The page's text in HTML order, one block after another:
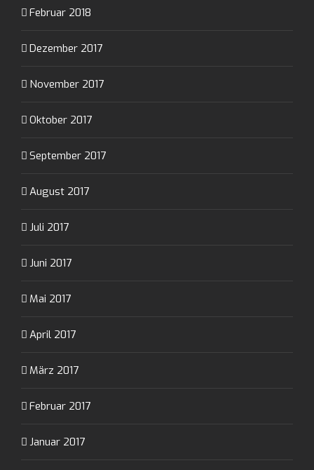
Februar 2018
Dezember 2017
November 2017
Oktober 2017
September 2017
August 2017
Juli 2017
Juni 2017
Mai 2017
April 2017
März 2017
Februar 2017
Januar 2017